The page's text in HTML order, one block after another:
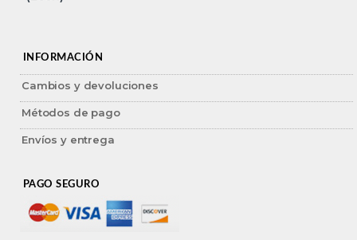
INFORMACIÓN
Cambios y devoluciones
Métodos de pago
Envíos y entrega
PAGO SEGURO